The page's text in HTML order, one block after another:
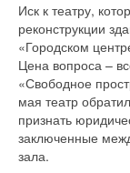
Иск к театру,
реконструкции
«Городском
Цена вопроса –
«Свободное
мая театр
признать
заключенные
зала.